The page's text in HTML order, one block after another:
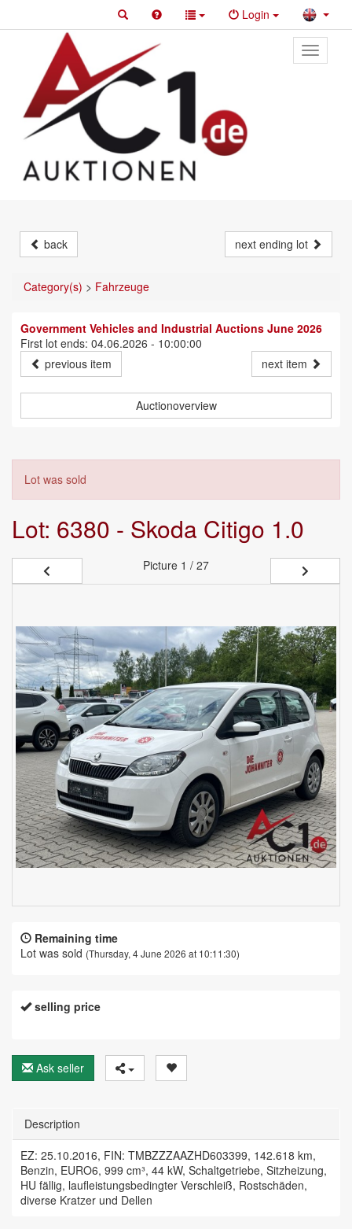
Login
Toggle
primary
back next ending lot
Category(s) > Fahrzeuge
Government Vehicles and Industrial Auctions June 2026
First lot ends: 04.06.2026 - 10:00:00
previous item
next item
Auctionoverview
Lot was sold
Lot: 6380 - Skoda Citigo 1.0
Picture 1 / 27
Remaining time
Lot was sold (Thursday, 4 June 2026 at 10:11:30)
selling price
Ask seller
Description
EZ: 25.10.2016, FIN: TMBZZZAAZHD603399, 142.618 km,
Benzin, EURO6, 999 cm³, 44 kW, Schaltgetriebe, Sitzheizung,
HU fällig, laufleistungsbedingter Verschleiß, Rostschäden,
diverse Kratzer und Dellen